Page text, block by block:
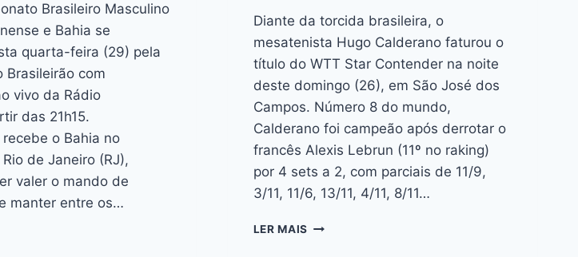
Brasileiro Masculino
e Bahia se
quarta-feira (29) pela
Brasileirão com
vivo da Rádio
das 21h15.
o Bahia no
de Janeiro (RJ),
valer o mando de
manter entre os…
Diante da torcida brasileira, o
mesatenista Hugo Calderano faturou o
título do WTT Star Contender na noite
deste domingo (26), em São José dos
Campos. Número 8 do mundo,
Calderano foi campeão após derrotar o
francês Alexis Lebrun (11º no raking)
por 4 sets a 2, com parciais de 11/9,
3/11, 11/6, 13/11, 4/11, 8/11…
LER MAIS